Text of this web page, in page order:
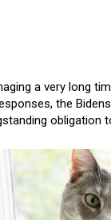
a very long
the
obligation